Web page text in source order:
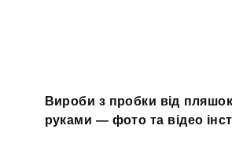
Вироби з пробки від
руками — фото та відео